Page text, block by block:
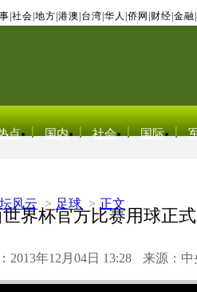
社会 地方 港澳 台湾 华人 侨网 财经 金融
点 国内 社会 国际
风云 > 足球 > 正文
世界杯官方比赛用球正
2013年12月04日 13:28 来源：中